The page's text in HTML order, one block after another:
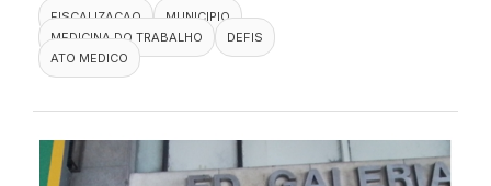
FISCALIZACAO
MUNICIPIO
MEDICINA DO TRABALHO
DEFIS
ATO MEDICO